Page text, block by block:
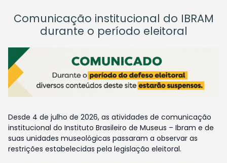
Comunicação institucional do IBRAM
durante o período eleitoral
Desde 4 de julho de 2026, as atividades de comunicação
institucional do Instituto Brasileiro de Museus – Ibram e de
suas unidades museológicas passaram a observar as
restrições estabelecidas pela legislação eleitoral.